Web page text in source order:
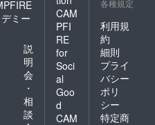
ミー
説
明
会
・
相
談
CAM
PFI
RE
for
Soci
al
Goo
d
CAM
各種規定
利用規
約
細則
プライ
バシー
ポリ
シー
特定商